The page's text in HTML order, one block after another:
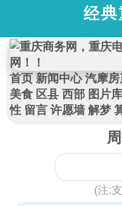
首页 新闻中心 汽摩房
美食 区县 西部 图片库
性 留言 许愿墙 解梦
(注: